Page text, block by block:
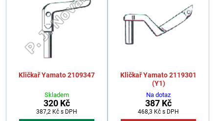
Kličkař Yamato 2109347
Skladem
320 Kč
387,2 Kč s DPH
Kličkař Yamato 2119301
(Y1)
Na dotaz
387 Kč
468,3 Kč s DPH